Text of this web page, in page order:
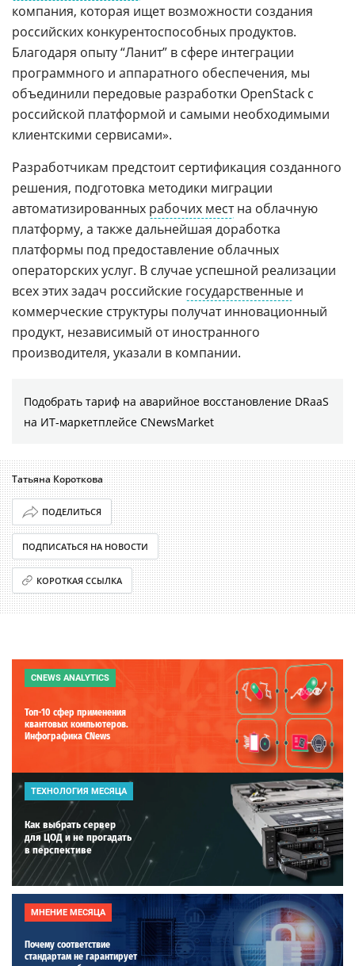
компания, которая ищет возможности создания
российских конкурентоспособных продуктов.
Благодаря опыту “Ланит” в сфере интеграции
программного и аппаратного обеспечения, мы
объединили передовые разработки OpenStack с
российской платформой и самыми необходимыми
клиентскими сервисами».
Разработчикам предстоит сертификация созданного
решения, подготовка методики миграции
автоматизированных рабочих местна облачную
платформу, а также дальнейшая доработка
платформы под предоставление облачных
операторских услуг. В случае успешной реализации
всех этих задач российские государственные и
коммерческие структуры получат инновационный
продукт, независимый от иностранного
производителя, указали в компании.
Подобрать тариф на аварийное восстановление DRaaS
на ИТ-маркетплейсе CNewsMarket
Татьяна Короткова
ПОДЕЛИТЬСЯ
ПОДПИСАТЬСЯ НА НОВОСТИ
КОРОТКАЯ ССЫЛКА
CNEWS ANALYTICS
Топ-10 сфер применения
квантовых компьютеров.
Инфографика CNews
ТЕХНОЛОГИЯ МЕСЯЦА
Как выбрать сервер
для ЦОД и не прогадать
в перспективе
МНЕНИЕ МЕСЯЦА
Почему соответствие
стандартам не гарантирует